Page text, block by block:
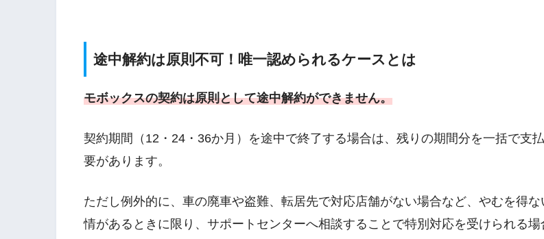
途中解約は原則不可！唯一認められるケースとは
モボックスの契約は原則として途中解約ができません。
契約期間（12・24・36か月）を途中で終了する場合は、残りの期間分を一括で支
要があります。
ただし例外的に、車の廃車や盗難、転居先で対応店舗がない場合など、やむを得な
情があるときに限り、サポートセンターへ相談することで特別対応を受けられる場